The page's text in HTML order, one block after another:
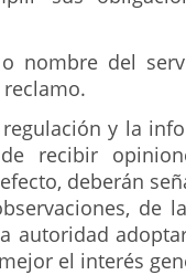
nombre del
y la
recibir
deberán
de
autoridad
el interés